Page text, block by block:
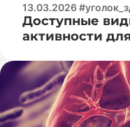
13.03.2026
Доступные
активности